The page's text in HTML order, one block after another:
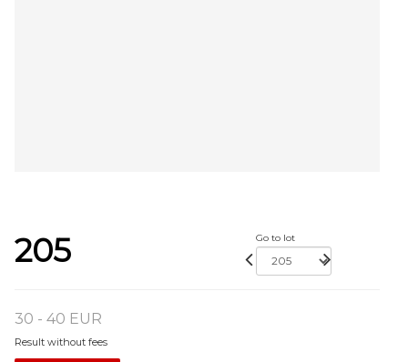
205 Go to lot
30 - 40 EUR
Result without fees